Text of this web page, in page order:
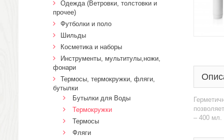
– 400 мл.
Одежда (Ветровки, толстовки и
прочее)
Футболки и поло
Шильды
Косметика и наборы
Инструменты, мультитулы,ножи,
фонари
Термосы, термокружки, фляги,
бутылки
Бутылки для Воды
Термокружки
Термосы
Фляги